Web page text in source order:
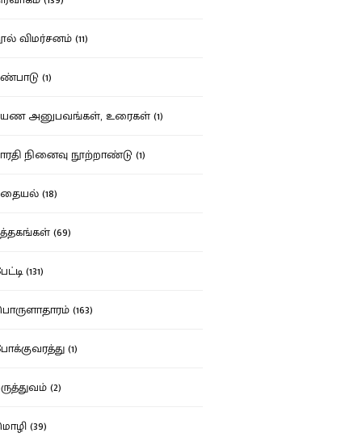
விமர்சனம் (11)
(1)
அனுபவங்கள், உரைகள் (1)
நினைவு நூற்றாண்டு (1)
(18)
(69)
(131)
(163)
(1)
(2)
(39)